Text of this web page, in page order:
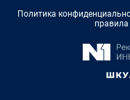
Политика